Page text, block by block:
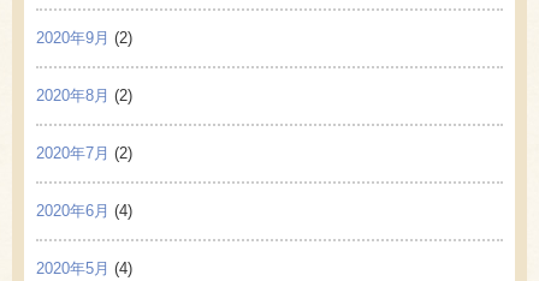
2020年9月 (2)
2020年8月 (2)
2020年7月 (2)
2020年6月 (4)
2020年5月 (4)